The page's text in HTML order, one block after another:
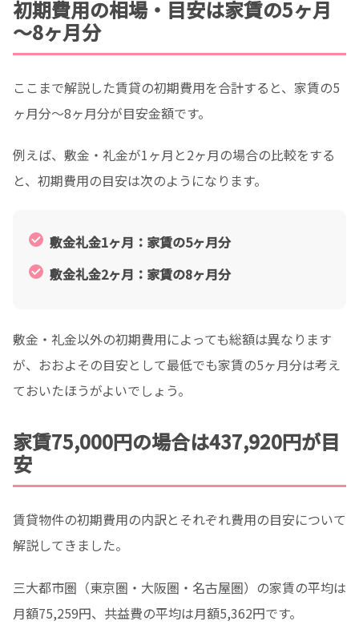
初期費用の相場・目安は家賃の5ヶ月
～8ヶ月分
ここまで解説した賃貸の初期費用を合計すると、家賃の5
ヶ月分〜8ヶ月分が目安金額です。
例えば、敷金・礼金が1ヶ月と2ヶ月の場合の比較をする
と、初期費用の目安は次のようになります。
敷金礼金1ヶ月：家賃の5ヶ月分
敷金礼金2ヶ月：家賃の8ヶ月分
敷金・礼金以外の初期費用によっても総額は異なります
が、おおよその目安として最低でも家賃の5ヶ月分は考え
ておいたほうがよいでしょう。
家賃75,000円の場合は437,920円が目
安
賃貸物件の初期費用の内訳とそれぞれ費用の目安について
解説してきました。
三大都市圏（東京圏・大阪圏・名古屋圏）の家賃の平均は
月額75,259円、共益費の平均は月額5,362円です。